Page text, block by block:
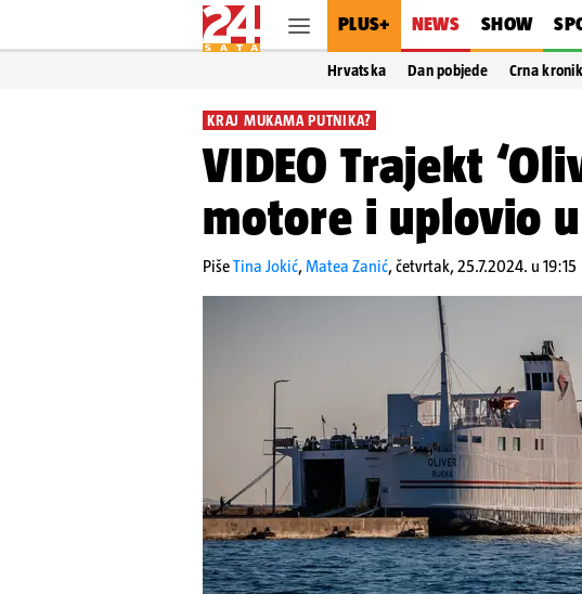
PLUS+ NEWS SHOW
Hrvatska Dan pobjede Crna
KRAJ MUKAMA PUTNIKA?
VIDEO Trajekt
motore i uplovio
PišeTina Jokić,Matea Zanić,četvrtak, 25.7.2024. u 19:15